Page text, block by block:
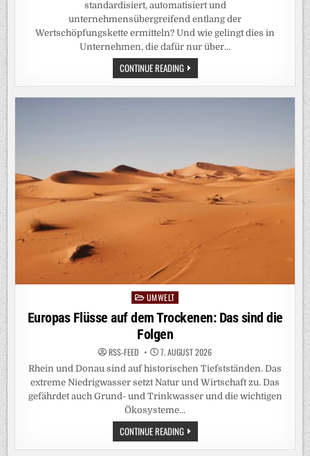
standardisiert, automatisiert und
unternehmensübergreifend entlang der
Wertschöpfungskette ermitteln? Und wie gelingt dies in
Unternehmen, die dafür nur über…
CONTINUE READINGDEN
CO2-
FUSSABDRUCK E
INES I
EHT‘S
Posted
in
UMWELT
Europas Flüsse auf dem Trockenen: Das sind die
Folgen
RSS-FEED 7. AUGUST 2026
Rhein und Donau sind auf historischen Tiefstständen. Das
extreme Niedrigwasser setzt Natur und Wirtschaft zu. Das
gefährdet auch Grund- und Trinkwasser und die wichtigen
Ökosysteme…
CONTINUE READINGEUROPAS
FLÜSSE
AUF